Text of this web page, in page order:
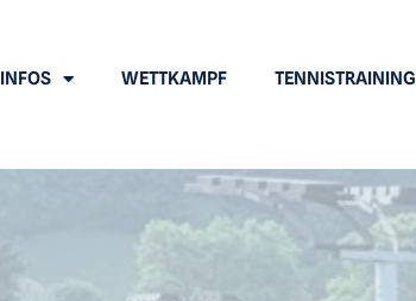
WETTKAMPF TENNISTRAINING